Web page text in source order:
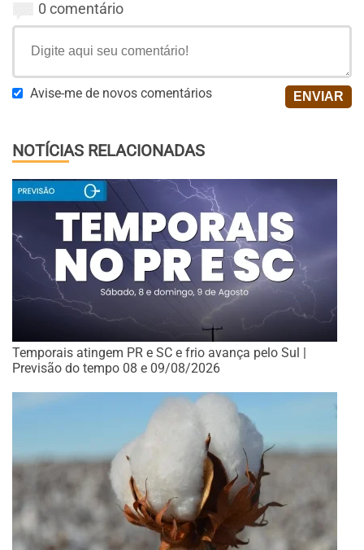
0 comentário
Avise-me de novos comentários
NOTÍCIAS RELACIONADAS
Temporais atingem PR e SC e frio avança pelo Sul |
Previsão do tempo 08 e 09/08/2026